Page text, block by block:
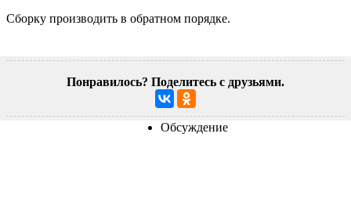
Сборку производить в обратном порядке.
Понравилось? Поделитесь с друзьями.
Обсуждение